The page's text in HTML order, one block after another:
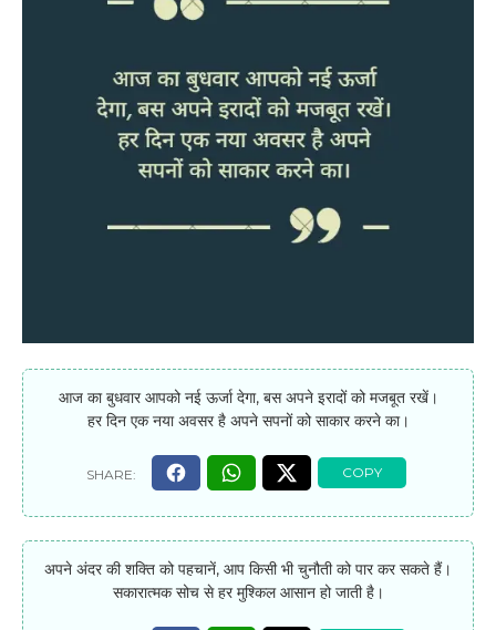
आज का बुधवार आपको नई ऊर्जा देगा, बस अपने इरादों को मजबूत रखें।
हर दिन एक नया अवसर है अपने सपनों को साकार करने का।
अपने अंदर की शक्ति को पहचानें, आप किसी भी चुनौती को पार कर सकते हैं।
सकारात्मक सोच से हर मुश्किल आसान हो जाती है।